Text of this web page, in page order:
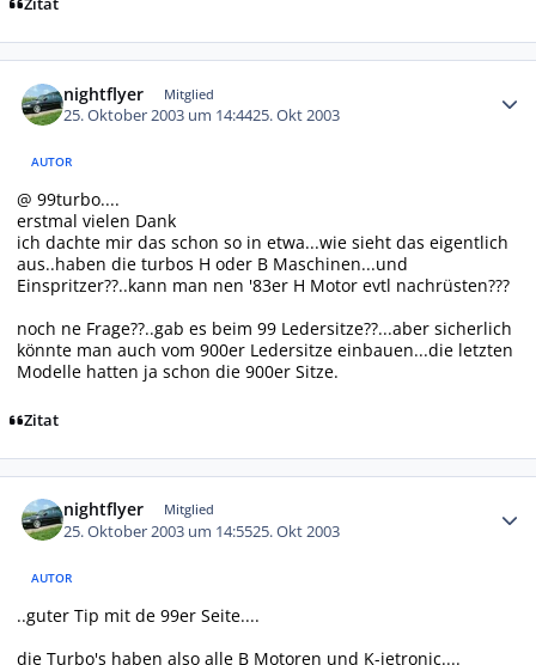
Zitat
nightflyer Mitglied
25. Oktober 2003 um 14:4425. Okt 2003
AUTOR
@ 99turbo....
erstmal vielen Dank
ich dachte mir das schon so in etwa...wie sieht das eigentlich
aus..haben die turbos H oder B Maschinen...und
Einspritzer??..kann man nen '83er H Motor evtl nachrüsten???
noch ne Frage??..gab es beim 99 Ledersitze??...aber sicherlich
könnte man auch vom 900er Ledersitze einbauen...die letzten
Modelle hatten ja schon die 900er Sitze.
Zitat
nightflyer Mitglied
25. Oktober 2003 um 14:5525. Okt 2003
AUTOR
..guter Tip mit de 99er Seite....
die Turbo's haben also alle B Motoren und K-jetronic....